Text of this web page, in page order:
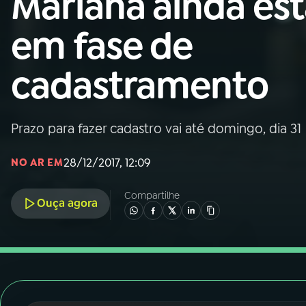
01INÍCIO
02A RÁDIO
03PROGRAMAÇÃO
05PODCASTS
em fase de
cadastramento
Prazo para fazer cadastro vai até domingo, dia 31
NO AR EM28/12/2017, 12:09
Ouça agora
Compartilhe